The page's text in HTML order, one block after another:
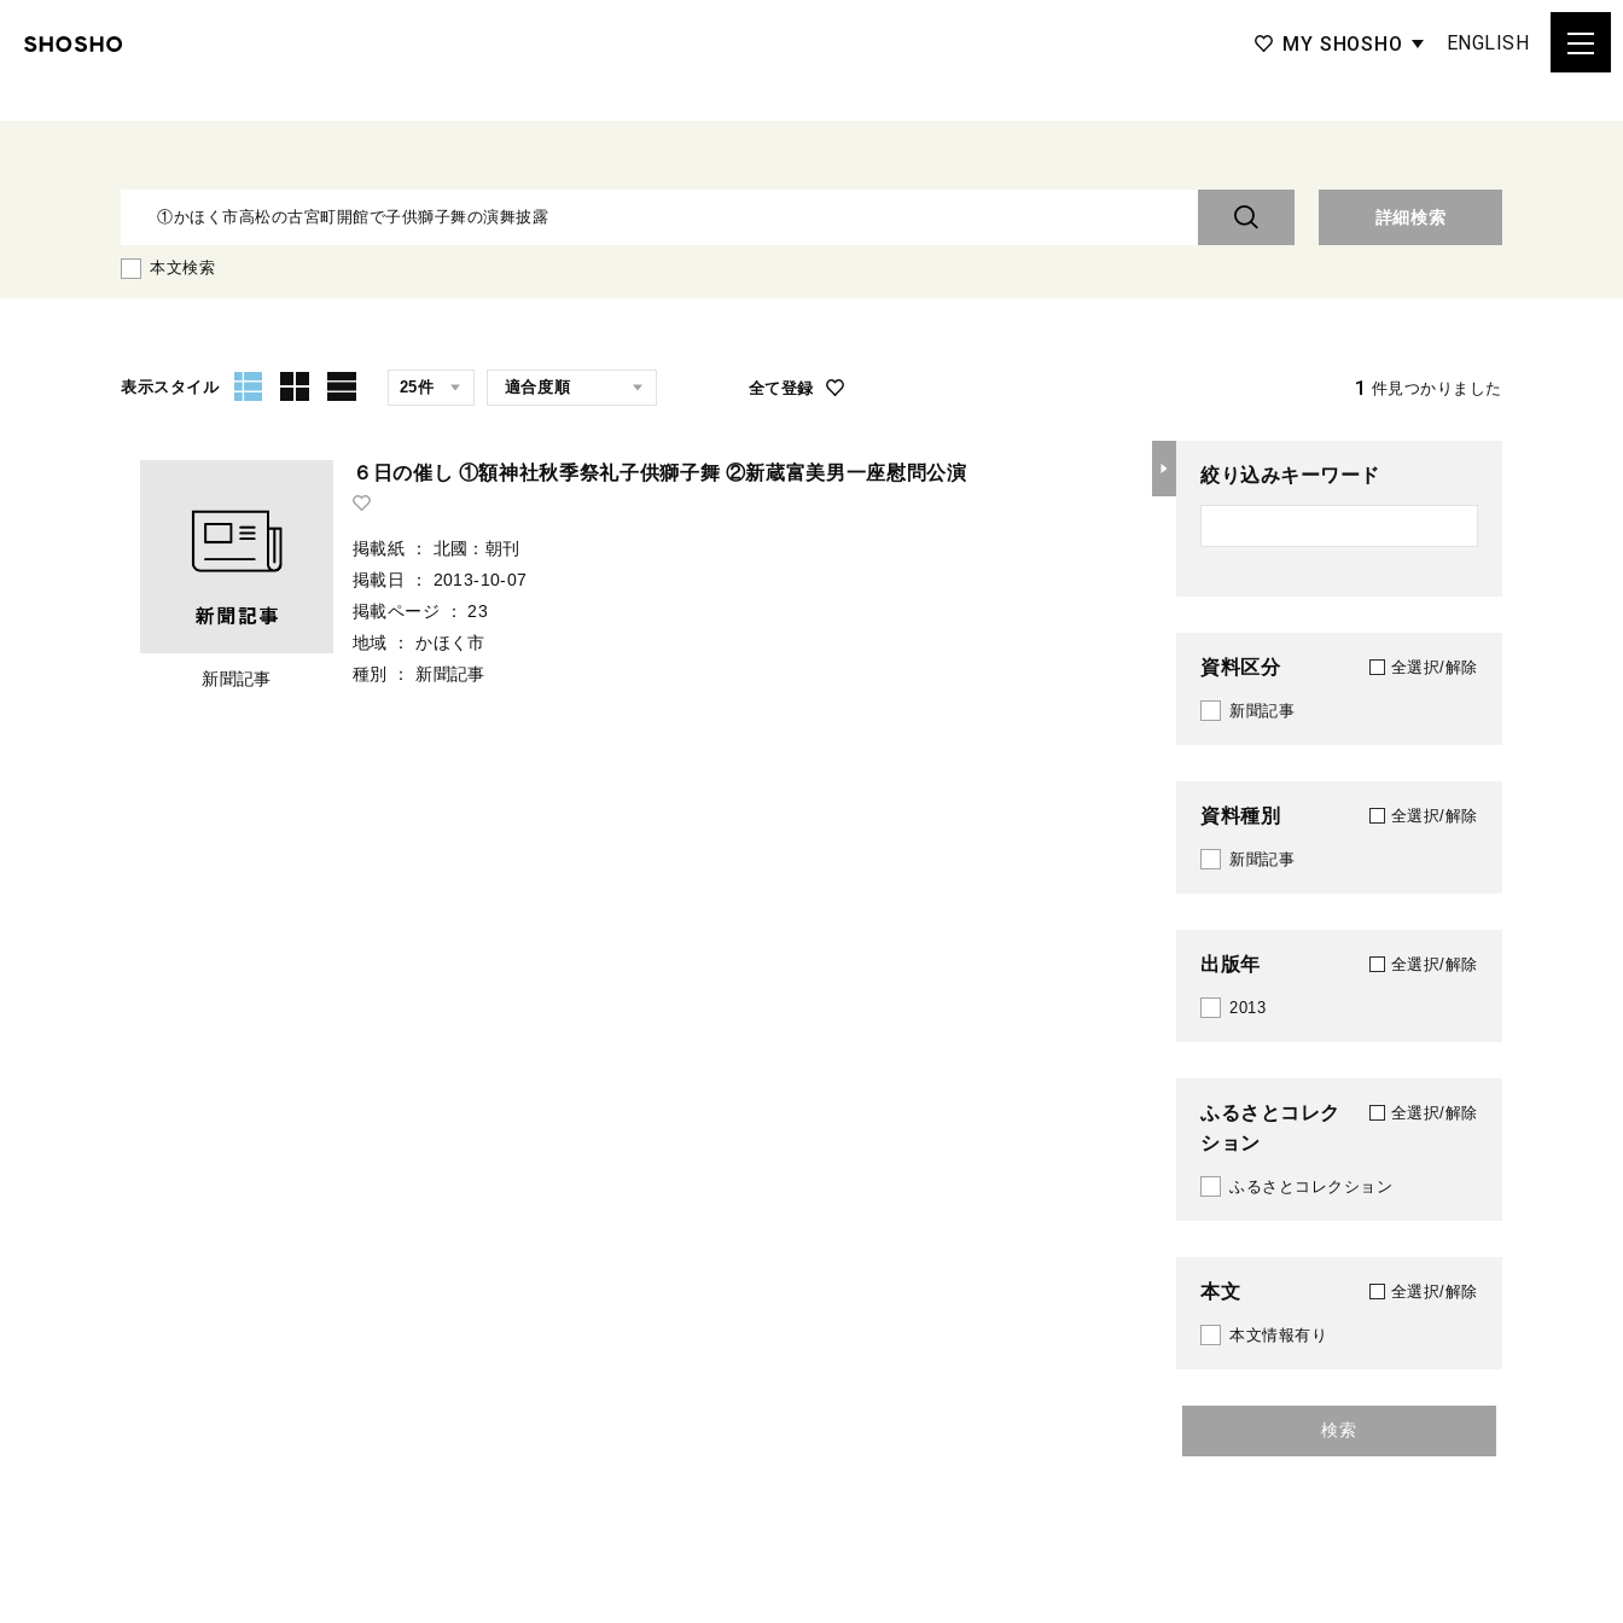
MY SHOSHO ENGLISH
詳細検索
本文検索
表示スタイル 全て登録 1 件見つかりました
新聞記事
６日の催し ①額神社秋季祭礼子供獅子舞 ②新蔵富美男一座慰問公演
掲載紙 ：
北國：朝刊
掲載日
：
2013-10-07
掲載ページ
：
23
地域
：
かほく市
種別
： 新聞記事
絞り込みキーワード
資料区分 全選択/解除
新聞記事
資料種別 全選択/解除
新聞記事
出版年 全選択/解除
2013
ふるさとコレク
ション
全選択/解除
ふるさとコレクション
本文 全選択/解除
本文情報有り
検索